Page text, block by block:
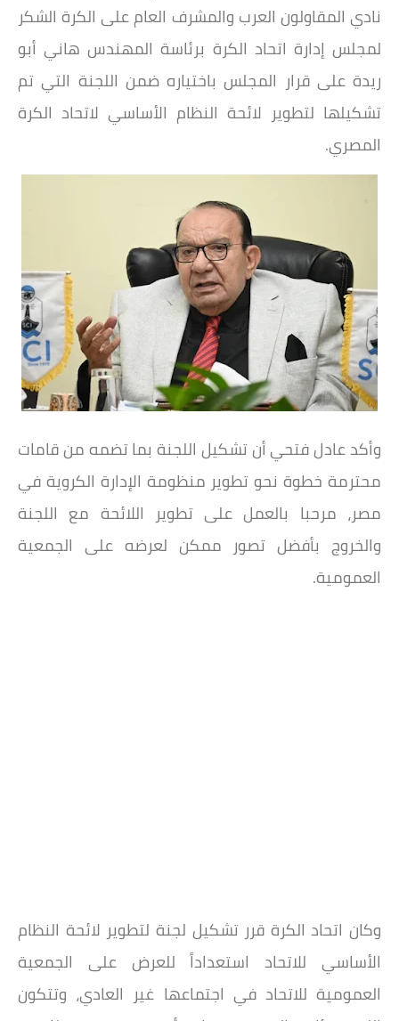
نادي المقاولون العرب والمشرف العام على الكرة الشكر
لمجلس إدارة اتحاد الكرة برئاسة المهندس هاني أبو
ريدة على قرار المجلس باختياره ضمن اللجنة التي تم
تشكيلها لتطوير لائحة النظام الأساسي لاتحاد الكرة
المصري.
وأكد عادل فتحي أن تشكيل اللجنة بما تضمه من قامات
محترمة خطوة نحو تطوير منظومة الإدارة الكروية في
مصر، مرحبا بالعمل على تطوير اللائحة مع اللجنة
والخروج بأفضل تصور ممكن لعرضه على الجمعية
العمومية.
وكان اتحاد الكرة قرر تشكيل لجنة لتطوير لائحة النظام
الأساسي للاتحاد استعداداً للعرض على الجمعية
العمومية للاتحاد في اجتماعها غير العادي، وتتكون